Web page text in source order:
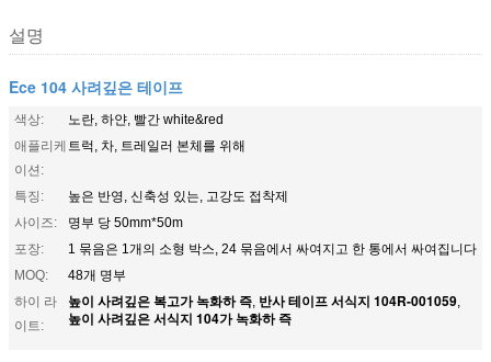
설명
Ece 104 사려깊은 테이프
색상:
노란, 하얀, 빨간 white&red
애플리케
이션:
트럭, 차, 트레일러 본체를 위해
특징:
높은 반영, 신축성 있는, 고강도 접착제
사이즈:
명부 당 50mm*50m
포장:
1 묶음은 1개의 소형 박스, 24 묶음에서 싸여지고 한 통에서 싸여집니다
MOQ:
48개 명부
하이 라
이트:
높이 사려깊은 복고가 녹화하 즉, 반사 테이프 서식지 104R-001059,
높이 사려깊은 서식지 104가 녹화하 즉